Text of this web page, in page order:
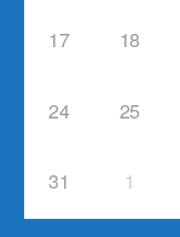
17 18
24 25
31 1